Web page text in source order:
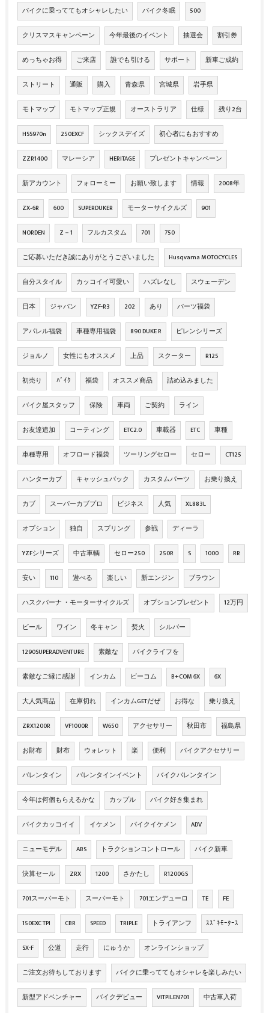
バイクに乗っててもオシャレしたい バイク冬眠 500
クリスマスキャンペーン 今年最後のイベント 抽選会 割引券
めっちゃお得 ご来店 誰でも引ける サポート 新車ご成約
ストリート 通販 購入 青森県 宮城県 岩手県
モトマップ モトマップ正規 オーストラリア 仕様 残り2台
HSS970n 250EXCF シックスデイズ 初心者にもおすすめ
ZZR1400 マレーシア HERITAGE プレゼントキャンペーン
新アカウント フォローミー お願い致します 情報 2008年
ZX‐6R 600 SUPERDUKER モーターサイクルズ 901
NORDEN Z－1 フルカスタム 701 750
ご応募いただき誠にありがとうございました Husqvarna MOTOCYCLES
自分スタイル カッコイイ可愛い ハズレなし スウェーデン
日本 ジャパン YZF-R3 202 あり パーツ福袋
アパレル福袋 車種専用福袋 890 DUKE R ピレンシリーズ
ジョルノ 女性にもオススメ 上品 スクーター R125
初売り ﾊﾞｲｸ 福袋 オススメ商品 詰め込みました
バイク屋スタッフ 保険 車両 ご契約 ライン
お友達追加 コーティング ETC2.0 車載器 ETC 車種
車種専用 オフロード福袋 ツーリングセロー セロー CT125
ハンターカブ キャッシュバック カスタムパーツ お乗り換え
カブ スーパーカブプロ ビジネス 人気 XL883L
オプション 独自 スプリング 参戦 ディーラ
YZFシリーズ 中古車輌 セロー250 250R S 1000 RR
安い 110 遊べる 楽しい 新エンジン ブラウン
ハスクバーナ ・モーターサイクルズ オプションプレゼント 12万円
ビール ワイン 冬キャン 焚火 シルバー
1290SUPERADVENTURE 素敵な バイクライフを
素敵なご縁に感謝 インカム ビーコム B+COM 6X 6X
大人気商品 在庫切れ インカムGETだぜ お得な 乗り換え
ZRX1200R VF1000R W650 アクセサリー 秋田市 福島県
お財布 財布 ウォレット 楽 便利 バイクアクセサリー
バレンタイン バレンタインイベント バイクバレンタイン
今年は何個もらえるかな カップル バイク好き集まれ
バイクカッコイイ イケメン バイクイケメン ADV
ニューモデル ABS トラクションコントロール バイク新車
決算セール ZRX 1200 さかたし R1200GS
701スーパーモト スーパーモト 701エンデューロ TE FE
150EXC TPI CBR SPEED TRIPLE トライアンフ ｽｽﾞｷﾓｰﾀｰｽ
SX-F 公道 走行 にゅうか オンラインショップ
ご注文お待ちしております バイクに乗っててもオシャレを楽しみたい
新型アドベンチャー バイクデビュー VITPILEN701 中古車入荷